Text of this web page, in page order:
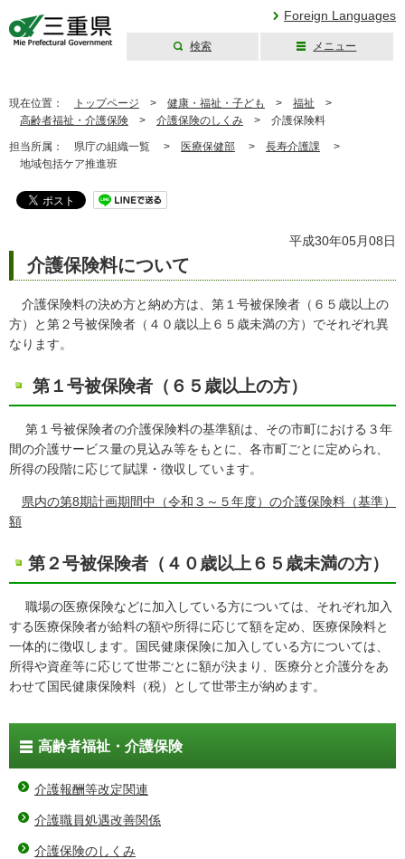
Foreign Languages
検索 メニュー
現在位置： トップページ > 健康・福祉・子ども > 福祉 >
高齢者福祉・介護保険 > 介護保険のしくみ > 介護保険料
担当所属： 県庁の組織一覧 > 医療保健部 > 長寿介護課 >
地域包括ケア推進班
平成30年05月08日
介護保険料について
介護保険料の決め方と納め方は、第１号被保険者（６５歳以上の
方）と第２号被保険者（４０歳以上６５歳未満の方）でそれぞれ異
なります。
第１号被保険者（６５歳以上の方）
第１号被保険者の介護保険料の基準額は、その市町における３年
間の介護サービス量の見込み等をもとに、各市町ごとに定められ、
所得の段階に応じて賦課・徴収しています。
県内の第8期計画期間中（令和３～５年度）の介護保険料（基準）
額
第２号被保険者（４０歳以上６５歳未満の方）
職場の医療保険などに加入している方については、それぞれ加入
する医療保険者が給料の額や所得に応じて額を定め、医療保険料と
一体的に徴収します。国民健康保険に加入している方については、
所得や資産等に応じて世帯ごとに額が決まり、医療分と介護分をあ
わせて国民健康保険料（税）として世帯主が納めます。
高齢者福祉・介護保険
介護報酬等改定関連
介護職員処遇改善関係
介護保険のしくみ